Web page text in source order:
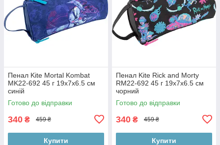
Пенал Kite Mortal Kombat
MK22-692 45 г 19х7х6.5 см
синій
Готово до відправки
340 ₴ 459 ₴
Купити
Пенал Kite Rick and Morty
RM22-692 45 г 19х7х6.5 см
чорний
Готово до відправки
340 ₴ 459 ₴
Купити